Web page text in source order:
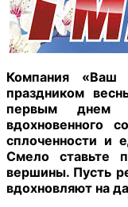
Компания «Ваш
праздником
первым днем
вдохновенного
сплоченности и
Смело ставьте
вершины. Пусть
вдохновляют на